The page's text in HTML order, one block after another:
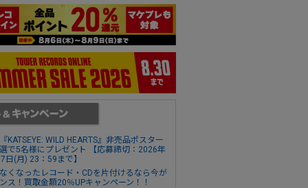
KATSEYE: WILD HEARTS』非売品ポスター
で5名様にプレゼント 【応募締切：2026年
日(月) 23：59まで】
くなったレコード・CDを片付けるなら今が
ス！買取金額20％UPキャンペーン！！